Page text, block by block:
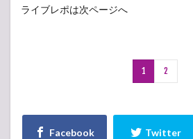
ライブレポは次ページへ
1 2